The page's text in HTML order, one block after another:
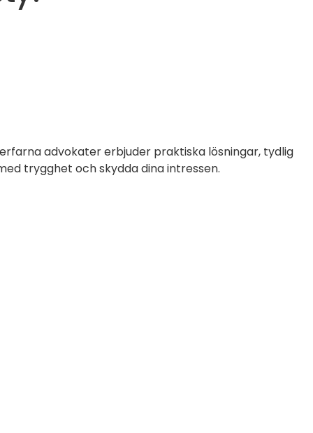
advokater erbjuder praktiska lösningar, tydlig
trygghet och skydda dina intressen.